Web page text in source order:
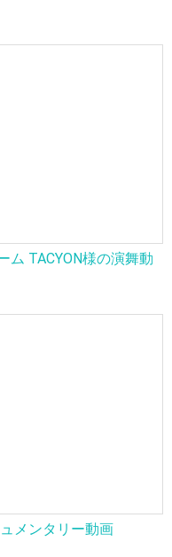
ム TACYON様の演舞動
メンタリー動画